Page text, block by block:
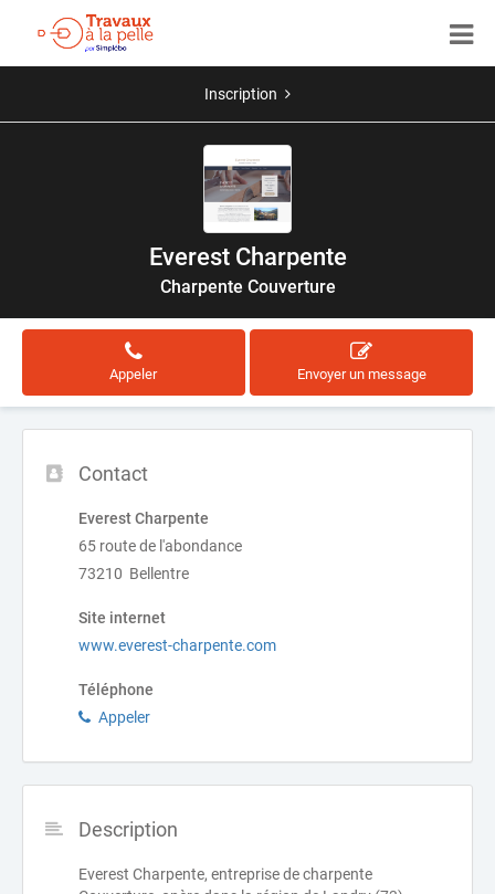
Inscription
Everest Charpente
Charpente Couverture
Appeler Envoyer un message
Contact
Everest Charpente
65 route de l'abondance
73210 Bellentre
Site internet
www.everest-charpente.com
Téléphone
Appeler
Description
Everest Charpente, entreprise de charpente